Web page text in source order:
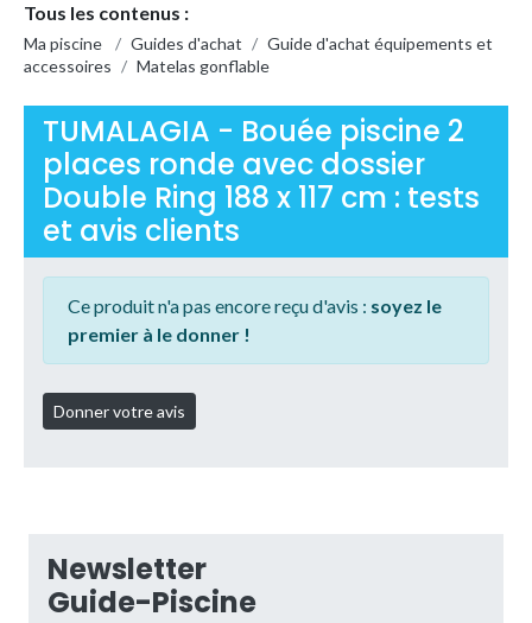
Tous les contenus :
Ma piscine / Guides d'achat / Guide d'achat équipements et
accessoires / Matelas gonflable
TUMALAGIA - Bouée piscine 2
places ronde avec dossier
Double Ring 188 x 117 cm : tests
et avis clients
Ce produit n'a pas encore reçu d'avis : soyez le
premier à le donner !
Newsletter
Guide-Piscine